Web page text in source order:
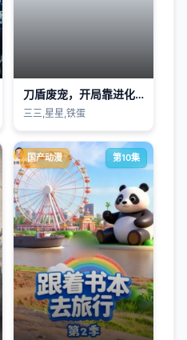
刀盾废宠，开局靠进化无敌
三三,星星,铁蛋
国产动漫 第10集